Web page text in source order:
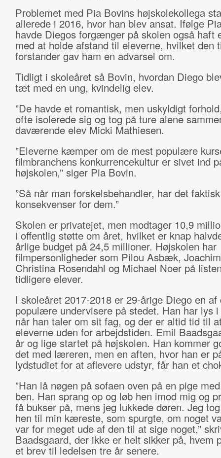
Problemet med Pia Bovins højskolekollega
allerede i 2016, hvor han blev ansat. Ifølge
havde Diegos forgænger på skolen også haft
med at holde afstand til eleverne, hvilket den
forstander gav ham en advarsel om.
Tidligt i skoleåret så Bovin, hvordan Diego
tæt med en ung, kvindelig elev.
”De havde et romantisk, men uskyldigt
ofte isolerede sig og tog på ture alene
daværende elev Micki Mathiesen.
”Eleverne kæmper om de mest populære
filmbranchens konkurrencekultur er sivet ind
højskolen,” siger Pia Bovin.
”Så når man forskelsbehandler, har det faktisk
konsekvenser for dem.”
Skolen er privatejet, men modtager 10,9
i offentlig støtte om året, hvilket er knap
årlige budget på 24,5 millioner. Højskolen har
filmpersonligheder som Pilou Asbæk,
Christina Rosendahl og Michael Noer på
tidligere elever.
I skoleåret 2017-2018 er 29-årige Diego en af
populære undervisere på stedet. Han har lys i
når han taler om sit fag, og der er altid tid til
eleverne uden for arbejdstiden. Emil
år og lige startet på højskolen. Han kommer
det med læreren, men en aften, hvor han er
lydstudiet for at aflevere udstyr, får han et
”Han lå nøgen på sofaen oven på en pige
ben. Han sprang op og løb hen imod mig og
få bukser på, mens jeg lukkede døren. Jeg
hen til min kæreste, som spurgte, om noget
var for meget ude af den til at sige noget,”
Baadsgaard, der ikke er helt sikker på, hvem
et brev til ledelsen tre år senere.